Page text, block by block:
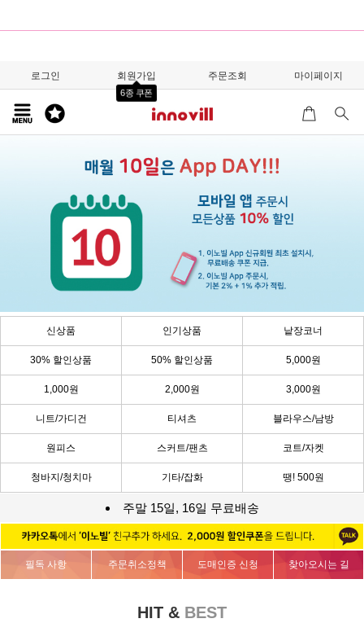
로그인 회원가입
6종 쿠폰
주문조회 마이페이지
신상품 인기상품 낱장코너
30% 할인상품 50% 할인상품 5,000원
1,000원 2,000원 3,000원
니트/가디건 티셔츠 블라우스/남방
원피스 스커트/팬츠 코트/자켓
청바지/청치마 기타/잡화 땡! 500원
주말 15일, 16일 무료배송
필독 사항 주문취소정책 도매인증 신청 찾아오시는 길
HIT & BEST